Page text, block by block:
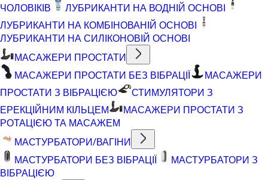
ЧОЛОВІКІВ
ЛУБРИКАНТИ НА ВОДНІЙ ОСНОВІ
ЛУБРИКАНТИ НА КОМБІНОВАНІЙ ОСНОВІ
ЛУБРИКАНТИ НА СИЛІКОНОВІЙ ОСНОВІ
МАСАЖЕРИ ПРОСТАТИ
МАСАЖЕРИ ПРОСТАТИ БЕЗ ВІБРАЦІЇ
МАСАЖЕРИ
ПРОСТАТИ З ВІБРАЦІЄЮ
СТИМУЛЯТОРИ З
ЕРЕКЦІЙНИМ КІЛЬЦЕМ
МАСАЖЕРИ ПРОСТАТИ З
РОТАЦІЄЮ ТА МАСАЖЕМ
МАСТУРБАТОРИ/ВАГІНИ
МАСТУРБАТОРИ БЕЗ ВІБРАЦІЇ
МАСТУРБАТОРИ З
ВІБРАЦІЄЮ